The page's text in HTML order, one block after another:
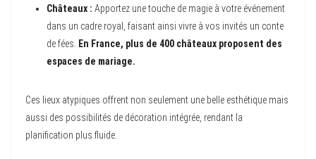
Châteaux : Apportez une touche de magie à votre événement
dans un cadre royal, faisant ainsi vivre à vos invités un conte
de fées.
En France, plus de 400 châteaux proposent des
espaces de mariage.
Ces lieux atypiques offrent non seulement une belle esthétique mais
aussi des possibilités de décoration intégrée, rendant la
planification plus fluide.